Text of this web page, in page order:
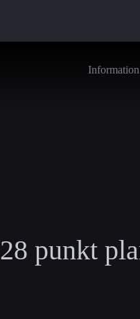
28 punkt